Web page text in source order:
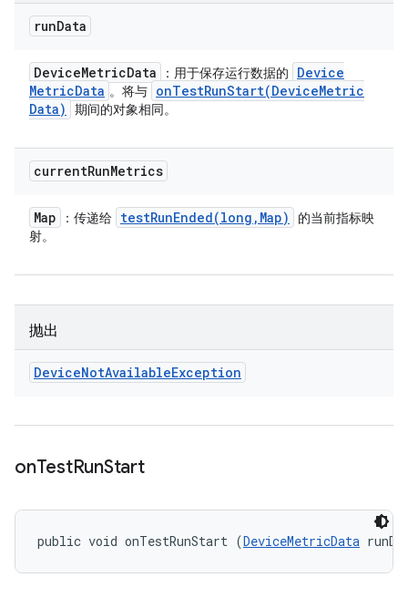
runData
DeviceMetricData ：用于保存运行数据的
Device
MetricData 。将与 onTestRunStart(DeviceMetric
Data)
期间的对象相同。
currentRunMetrics
Map ：传递给 testRunEnded(long , Map)
的当前指标映
射。
抛出
DeviceNotAvailableException
onTestRunStart
public void onTestRunStart (DeviceMetricData